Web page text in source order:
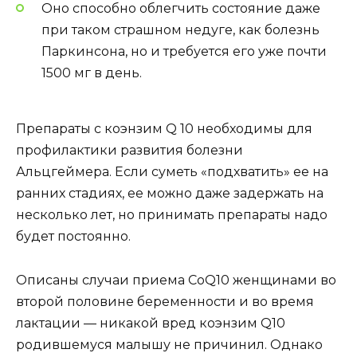
Оно способно облегчить состояние даже
при таком страшном недуге, как болезнь
Паркинсона, но и требуется его уже почти
1500 мг в день.
Препараты с коэнзим Q 10 необходимы для
профилактики развития болезни
Альцгеймера. Если суметь «подхватить» ее на
ранних стадиях, ее можно даже задержать на
несколько лет, но принимать препараты надо
будет постоянно.
Описаны случаи приема CoQ10 женщинами во
второй половине беременности и во время
лактации — никакой вред коэнзим Q10
родившемуся малышу не причинил. Однако